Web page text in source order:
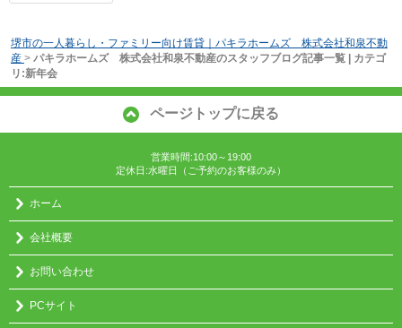
堺市の一人暮らし・ファミリー向け賃貸｜パキラホームズ 株式会社和泉不動
産 > パキラホームズ 株式会社和泉不動産のスタッフブログ記事一覧 | カテゴ
リ:新年会
ページトップに戻る
営業時間:10:00～19:00
定休日:水曜日（ご予約のお客様のみ）
ホーム
会社概要
お問い合わせ
PCサイト